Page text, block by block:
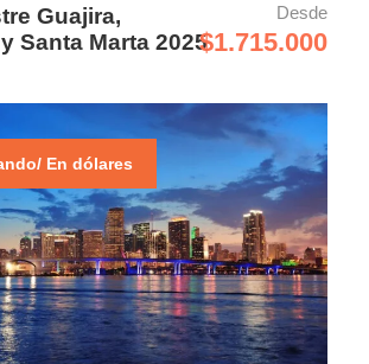
Guajira,
Santa Marta 2025
Desde
$1.715.000
En dólares